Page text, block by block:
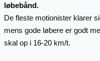
løbebånd.
De fleste motionister klarer
mens gode løbere er godt
skal op i 16-20 km/t.